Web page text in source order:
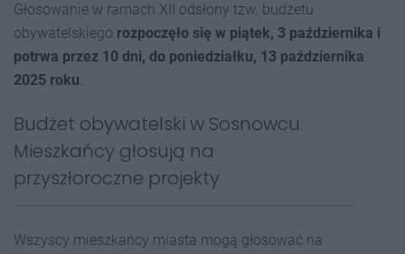
Głosowanie w ramach XII odsłony tzw. budżetu
obywatelskiego rozpoczęło się w piątek, 3 października i
potrwa przez 10 dni, do poniedziałku, 13 października
2025 roku.
Budżet obywatelski w Sosnowcu.
Mieszkańcy głosują na
przyszłoroczne projekty
Wszyscy mieszkańcy miasta mogą głosować na